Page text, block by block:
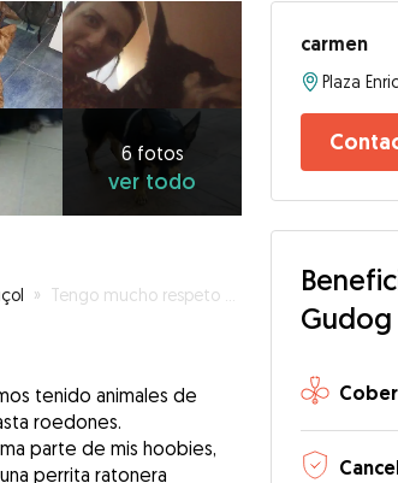
6 fotos
ver todo
» Tengo mucho respeto por los animales
tenido animales de
roedones.
parte de mis hoobies,
perrita ratonera
carmen
Plaza
Gudog